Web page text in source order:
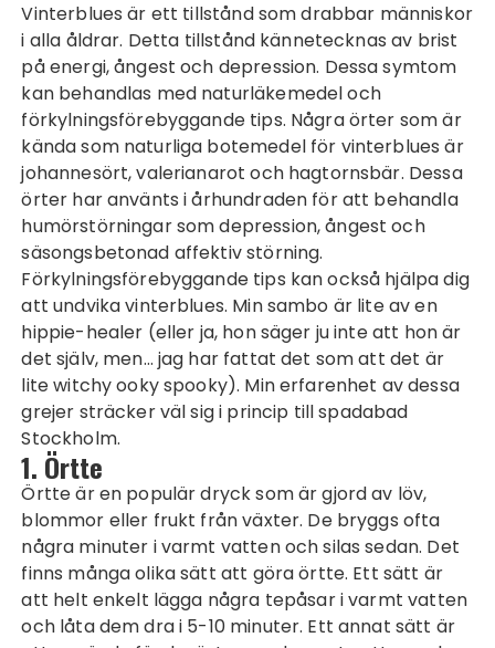
Vinterblues är ett tillstånd som drabbar människor
i alla åldrar. Detta tillstånd kännetecknas av brist
på energi, ångest och depression. Dessa symtom
kan behandlas med naturläkemedel och
förkylningsförebyggande tips. Några örter som är
kända som naturliga botemedel för vinterblues är
johannesört, valerianarot och hagtornsbär. Dessa
örter har använts i århundraden för att behandla
humörstörningar som depression, ångest och
säsongsbetonad affektiv störning.
Förkylningsförebyggande tips kan också hjälpa dig
att undvika vinterblues. Min sambo är lite av en
hippie-healer (eller ja, hon säger ju inte att hon är
det själv, men… jag har fattat det som att det är
lite witchy ooky spooky). Min erfarenhet av dessa
grejer sträcker väl sig i princip tillspadabad
Stockholm.
1. Örtte
Örtte är en populär dryck som är gjord av löv,
blommor eller frukt från växter. De bryggs ofta
några minuter i varmt vatten och silas sedan. Det
finns många olika sätt att göra örtte. Ett sätt är
att helt enkelt lägga några tepåsar i varmt vatten
och låta dem dra i 5-10 minuter. Ett annat sätt är